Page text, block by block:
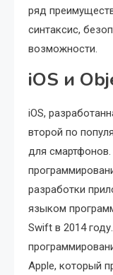
ряд
синтаксис,
возможности.
iOS и
iOS,
второй по
для смартфонов.
разработки
языком
Swift в 2014
Apple, который